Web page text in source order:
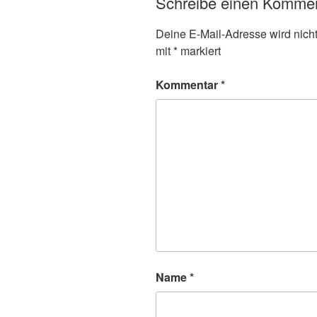
Deine E-Mail-Adresse wird
mit* markiert
Kommentar*
Name*